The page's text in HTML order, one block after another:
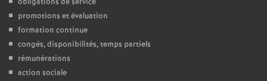
promotions et évaluation
formation continue
congés, disponibilités, temps partiels
rémunérations
action sociale